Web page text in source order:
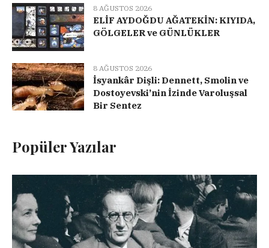
8 AĞUSTOS 2026
ELİF AYDOĞDU AĞATEKİN: KIYIDA,
GÖLGELER ve GÜNLÜKLER
8 AĞUSTOS 2026
İsyankâr Dişli: Dennett, Smolin ve
Dostoyevski’nin İzinde Varoluşsal
Bir Sentez
Popüler Yazılar